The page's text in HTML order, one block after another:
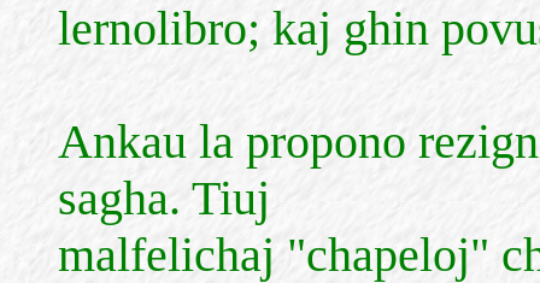
lernolibro; kaj ghin
Ankau la propono
sagha. Tiuj
malfelichaj "chapeloj"